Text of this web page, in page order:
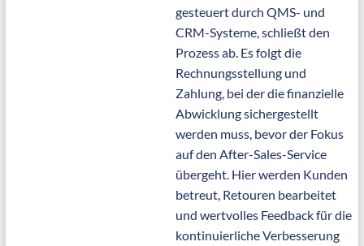
gesteuert durch QMS- und
CRM-Systeme, schließt den
Prozess ab. Es folgt die
Rechnungsstellung und
Zahlung, bei der die finanzielle
Abwicklung sichergestellt
werden muss, bevor der Fokus
auf den After-Sales-Service
übergeht. Hier werden Kunden
betreut, Retouren bearbeitet
und wertvolles Feedback für die
kontinuierliche Verbesserung